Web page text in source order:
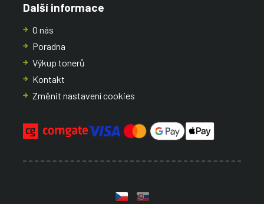
Další informace
O nás
Poradna
Výkup tonerů
Kontakt
Změnit nastavení cookies